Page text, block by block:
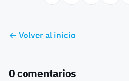
← Volver al inicio
0 comentarios